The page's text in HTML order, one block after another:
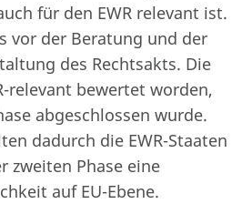
für den EWR relevant ist.
vor der Beratung und der
des Rechtsakts. Die
relevant bewertet worden,
abgeschlossen wurde.
dadurch die EWR-Staaten
zweiten Phase eine
auf EU-Ebene.